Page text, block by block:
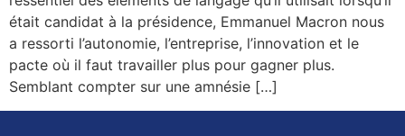
était candidat à la présidence, Emmanuel Macron nous
a ressorti l’autonomie, l’entreprise, l’innovation et le
pacte où il faut travailler plus pour gagner plus.
Semblant compter sur une amnésie […]